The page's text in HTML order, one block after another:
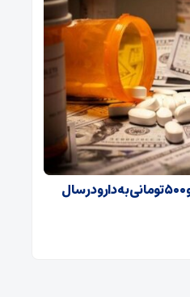
تداوم تخصیص ارز ۲۸ هزار و ۵۰۰ تومانی به دارو در سال